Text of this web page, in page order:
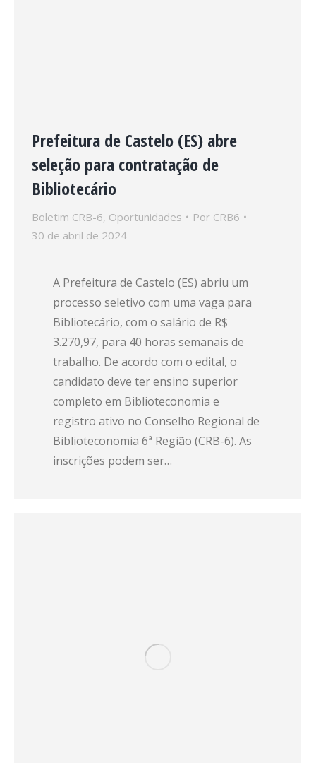
Prefeitura de Castelo (ES) abre
seleção para contratação de
Bibliotecário
Boletim CRB-6, Oportunidades Por CRB6
30 de abril de 2024
A Prefeitura de Castelo (ES) abriu um
processo seletivo com uma vaga para
Bibliotecário, com o salário de R$
3.270,97, para 40 horas semanais de
trabalho. De acordo com o edital, o
candidato deve ter ensino superior
completo em Biblioteconomia e
registro ativo no Conselho Regional de
Biblioteconomia 6ª Região (CRB-6). As
inscrições podem ser…